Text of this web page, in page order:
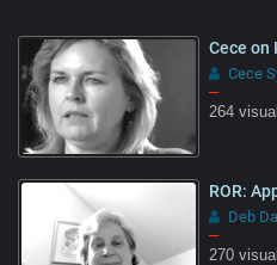
Cece on
Cece
–
264
ROR:
Deb
–
270